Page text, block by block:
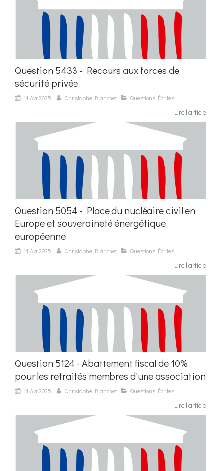
Question 5433 - Recours aux forces de
sécurité privée
11 Avr 2025 Christophe Blanchet Questions Écrites
Lire l'article
Question 5054 - Place du nucléaire civil en
Europe et souveraineté énergétique
européenne
11 Avr 2025 Christophe Blanchet Questions Écrites
Lire l'article
Question 5124 - Abattement fiscal de 10%
pour les retraités membres d'une association
11 Avr 2025 Christophe Blanchet Questions Écrites
Lire l'article